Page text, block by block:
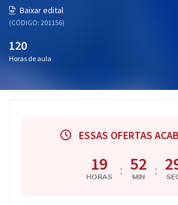
Baixar edital
(CÓDIGO: 201156)
120
Horas de aula
ESSAS OFERTAS
19
HORAS : 52
MIN :